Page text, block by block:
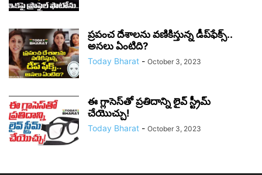
ప్రపంచ దేశాలను వణికిస్తున్న డీప్‌ఫేక్స్..
అసలు ఏంటిది?
Today Bharat - October 3, 2023
ఈ గ్లాసెస్‌తో ప్రతిదాన్ని లైవ్ స్ట్రీమ్
చేయొచ్చు!
Today Bharat - October 3, 2023